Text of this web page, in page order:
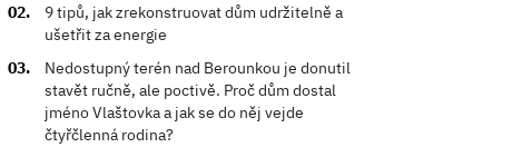
9 tipů, jak zrekonstruovat dům udržitelně a
ušetřit za energie
Nedostupný terén nad Berounkou je donutil
stavět ručně, ale poctivě. Proč dům dostal
jméno Vlaštovka a jak se do něj vejde
čtyřčlenná rodina?